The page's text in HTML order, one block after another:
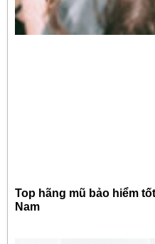
Top hãng mũ bảo hiểm
Nam